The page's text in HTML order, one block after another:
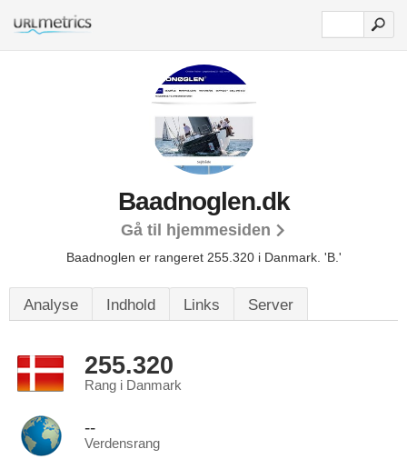
Baadnoglen.dk
Gå til hjemmesiden
Baadnoglen er rangeret 255.320 i Danmark. 'B.'
Analyse Indhold Links Server
255.320
Rang i Danmark
--
Verdensrang